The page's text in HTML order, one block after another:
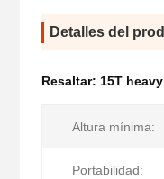
Detalles del
Resaltar: 15T
Altura mínima:
Portabilidad: